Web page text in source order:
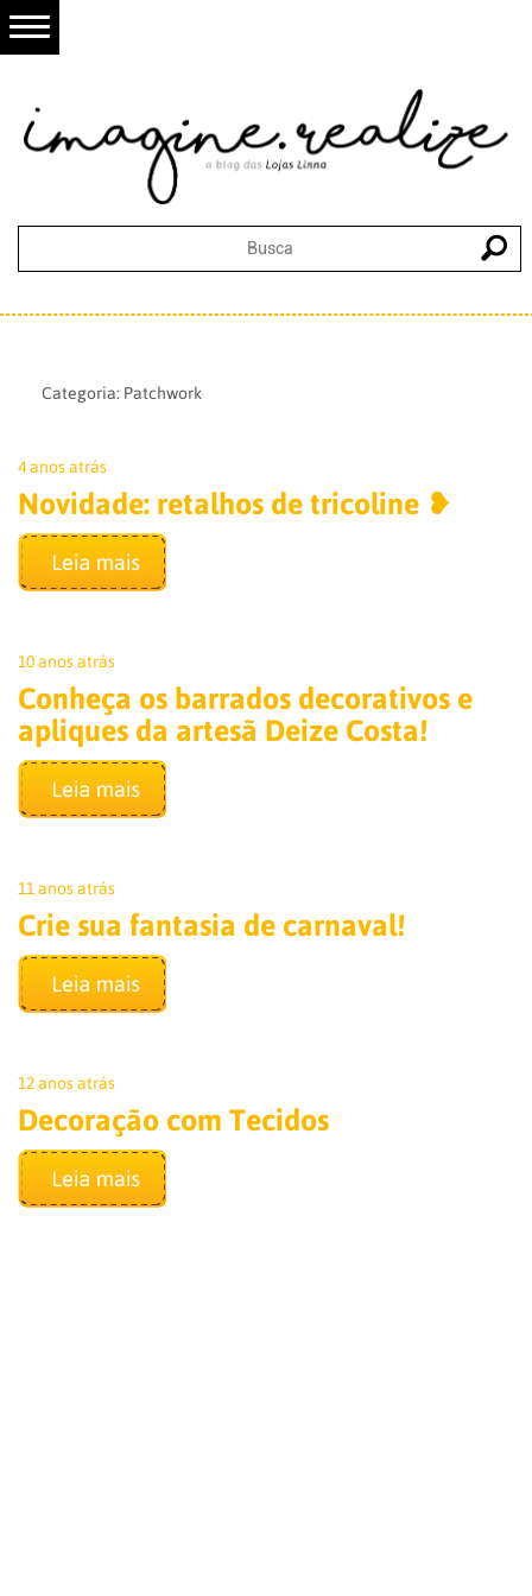
Categoria: Patchwork
4 anos atrás
Novidade: retalhos de tricoline ❥
10 anos atrás
Conheça os barrados decorativos e
apliques da artesã Deize Costa!
11 anos atrás
Crie sua fantasia de carnaval!
12 anos atrás
Decoração com Tecidos